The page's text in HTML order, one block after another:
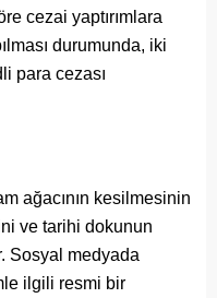
cezai yaptırımlara
durumunda, iki
para cezası
ağacının kesilmesinin
ve tarihi dokunun
Sosyal medyada
ilgili resmi bir